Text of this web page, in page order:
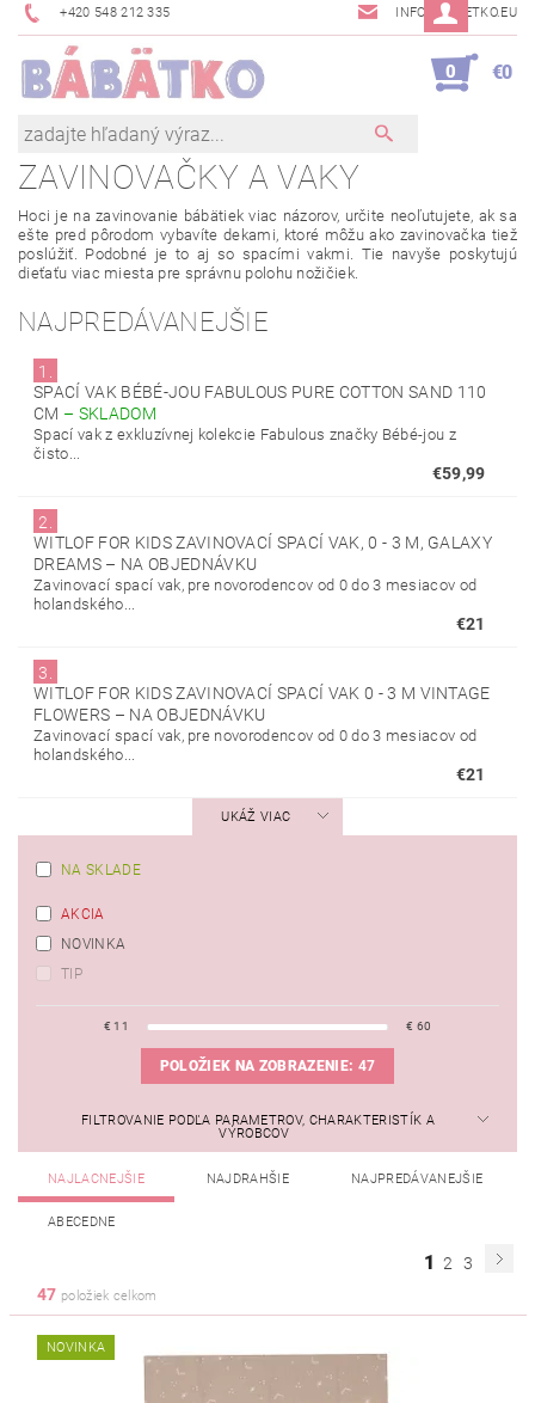
+420 548 212 335 INFO@BABETKO.EU
0 €0
ZAVINOVAČKY A VAKY
Hoci je na zavinovanie bábätiek viac názorov, určite neoľutujete, ak sa
ešte pred pôrodom vybavíte dekami, ktoré môžu ako zavinovačka tiež
poslúžiť. Podobné je to aj so spacími vakmi. Tie navyše poskytujú
dieťaťu viac miesta pre správnu polohu nožičiek.
NAJPREDÁVANEJŠIE
1.
SPACÍ VAK BÉBÉ-JOU FABULOUS PURE COTTON SAND 110
CM – SKLADOM
Spací vak z exkluzívnej kolekcie Fabulous značky Bébé-jou z
čisto...
€59,99
2.
WITLOF FOR KIDS ZAVINOVACÍ SPACÍ VAK, 0 - 3 M, GALAXY
DREAMS – NA OBJEDNÁVKU
Zavinovací spací vak, pre novorodencov od 0 do 3 mesiacov od
holandského...
€21
3.
WITLOF FOR KIDS ZAVINOVACÍ SPACÍ VAK 0 - 3 M VINTAGE
FLOWERS – NA OBJEDNÁVKU
Zavinovací spací vak, pre novorodencov od 0 do 3 mesiacov od
holandského...
€21
UKÁŽ VIAC
NA SKLADE
AKCIA
NOVINKA
TIP
€11 € 60
POLOŽIEK NA ZOBRAZENIE: 47
FILTROVANIE PODĽA PARAMETROV, CHARAKTERISTÍK A
VÝROBCOV
NAJLACNEJŠIE NAJDRAHŠIE NAJPREDÁVANEJŠIE
ABECEDNE
1 2
3
47 položiek celkom
NOVINKA